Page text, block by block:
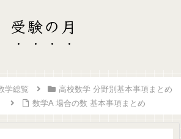
受験の月
学総覧
高校数学 分野別基本事項まとめ
数学A 場合の数 基本事項まとめ